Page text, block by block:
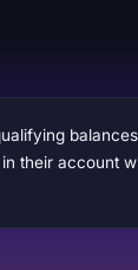
their account